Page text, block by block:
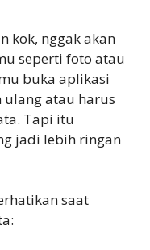
kok, nggak akan
seperti foto atau
buka aplikasi
atau harus
Tapi itu
jadi lebih ringan
saat